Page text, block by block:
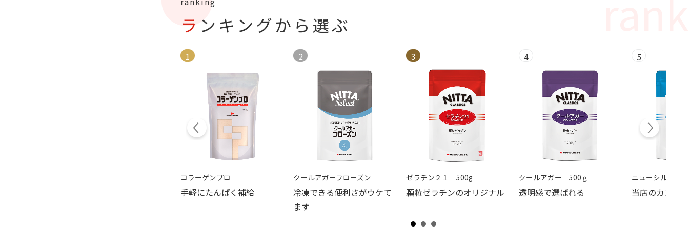
ランキングから選ぶ
1
コラーゲンプロ
手軽にたんぱく補給
2
クールアガーフローズン
冷凍できる便利さがウケて
ます
3
ゼラチン２１ 500g
顆粒ゼラチンのオリジナル
4
クールアガー 500ｇ
透明感で選ばれる
5
ニューシルバー
当店のカンバ